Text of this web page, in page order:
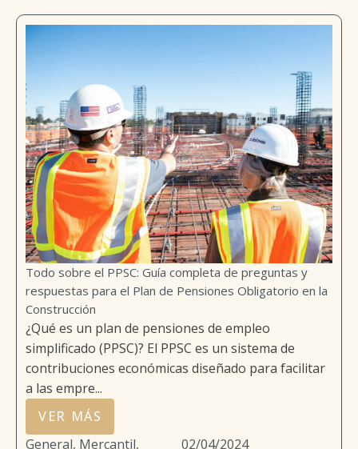
Todo sobre el PPSC: Guía completa de preguntas y
respuestas para el Plan de Pensiones Obligatorio en la
Construcción
¿Qué es un plan de pensiones de empleo
simplificado (PPSC)? El PPSC es un sistema de
contribuciones económicas diseñado para facilitar
a las empre...
VER MÁS
General, Mercantil,
02/04/2024